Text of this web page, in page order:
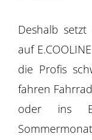
Deshalb
auf
die Profis
fahren
oder ins